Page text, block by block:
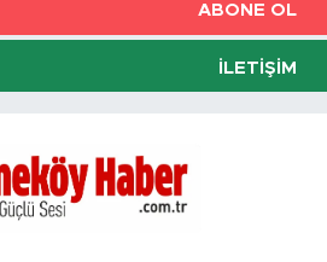
ABONE OL
İLETIŞIM